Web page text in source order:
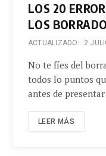
LOS 20
LOS
ACTUALIZADO: 2
No te fíes del
todos lo puntos
antes de
LEER MÁS